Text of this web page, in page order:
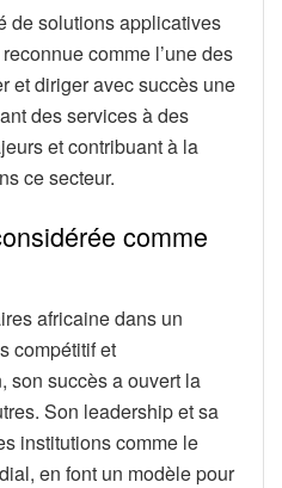
de solutions applicatives
comme l’une des
et diriger avec succès une
des services à des
et contribuant à la
ce secteur.
comme
africaine dans un
compétitif et
son succès a ouvert la
Son leadership et sa
institutions comme le
en font un modèle pour